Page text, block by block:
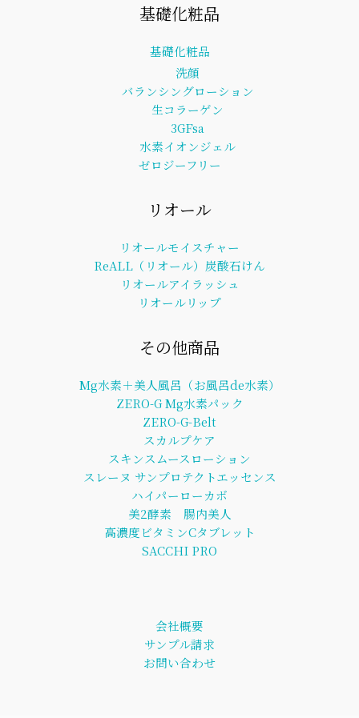
基礎化粧品
基礎化粧品
洗顔
バランシングローション
生コラーゲン
3GFsa
水素イオンジェル
ゼロジーフリー
リオール
リオールモイスチャー
ReALL（リオール）炭酸石けん
リオールアイラッシュ
リオールリップ
その他商品
Mg水素＋美人風呂（お風呂de水素）
ZERO-G Mg水素パック
ZERO-G-Belt
スカルプケア
スキンスムースローション
スレーヌ サンプロテクトエッセンス
ハイパーローカボ
美2酵素 腸内美人
高濃度ビタミンCタブレット
SACCHI PRO
会社概要
サンプル請求
お問い合わせ